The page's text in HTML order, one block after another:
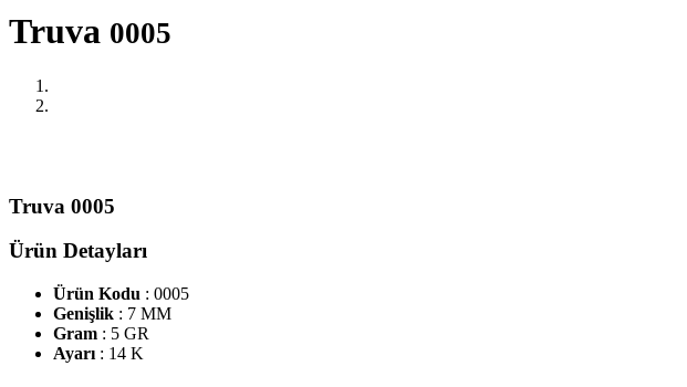
Truva 0005
Truva 0005
Ürün Detayları
Ürün Kodu : 0005
Genişlik : 7 MM
Gram : 5 GR
Ayarı : 14 K